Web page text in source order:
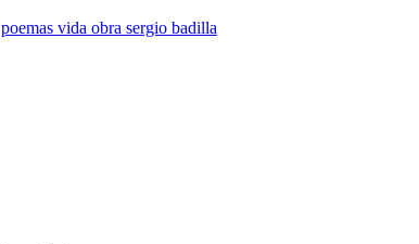
poemas vida obra sergio badilla